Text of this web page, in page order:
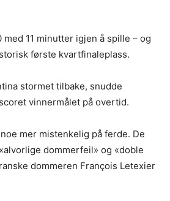
11 minutter igjen å spille – og
første kvartfinaleplass.
stormet tilbake, snudde
vinnermålet på overtid.
mer mistenkelig på ferde. De
dommerfeil» og «doble
dommeren François Letexier